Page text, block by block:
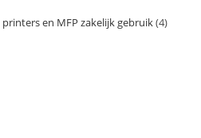
printers en MFP zakelijk gebruik 4